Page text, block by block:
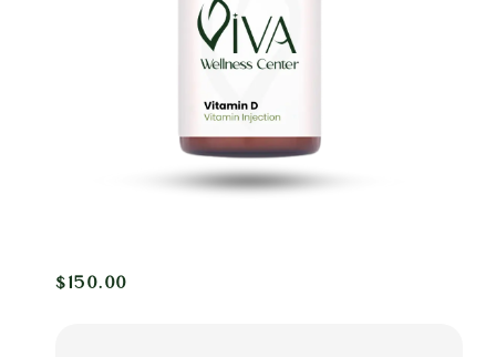
$150.00